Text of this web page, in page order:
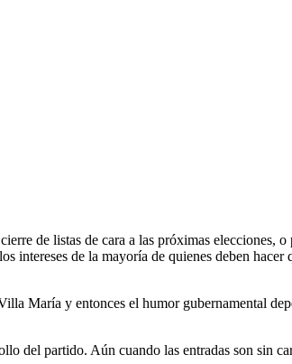
de listas de cara a las próximas elecciones,
de la mayoría de quienes deben hacer
María y entonces el humor gubernamental
del partido. Aún cuando las entradas son sin